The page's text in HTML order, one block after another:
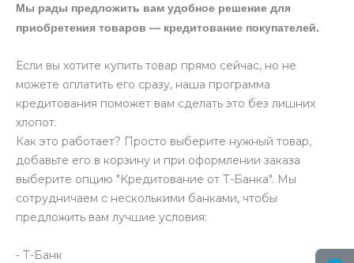
Мы рады предложить вам удобное решение для
приобретения товаров — кредитование покупателей.
Если вы хотите купить товар прямо сейчас, но не
можете оплатить его сразу, наша программа
кредитования поможет вам сделать это без лишних
хлопот.
Как это работает? Просто выберите нужный товар,
добавьте его в корзину и при оформлении заказа
выберите опцию "Кредитование от Т-Банка". Мы
сотрудничаем с несколькими банками, чтобы
предложить вам лучшие условия:
- Т-Банк